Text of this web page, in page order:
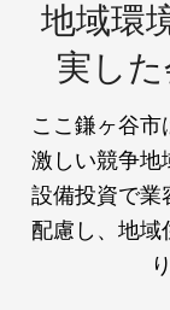
地域環
実した
ここ鎌ヶ谷
激しい競争地
設備投資で業
配慮し、地域